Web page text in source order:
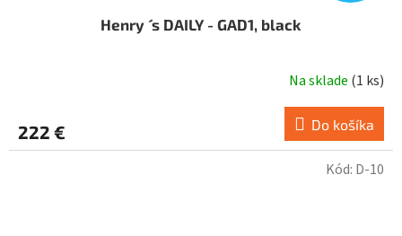
Henry ´ s DAILY - GAD1, black
Na sklade (1 ks)
222 € Do košíka
Kód: D-10